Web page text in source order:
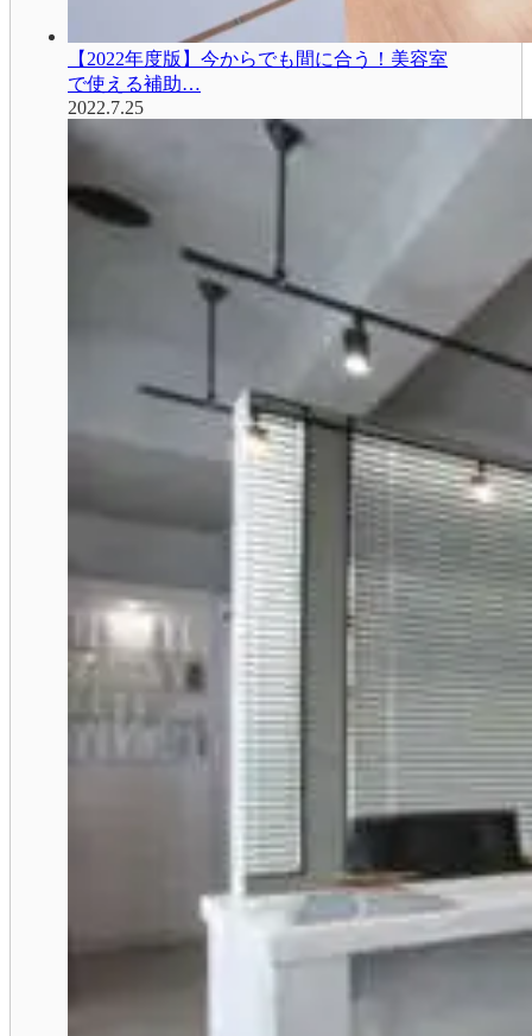
【2022年度版】今からでも間に合う！美容室
で使える補助…
2022.7.25